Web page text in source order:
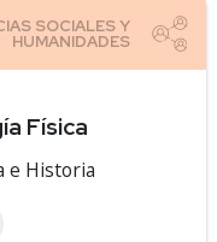
Física
e Historia